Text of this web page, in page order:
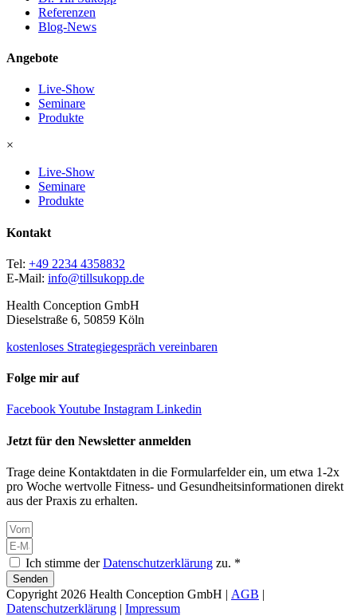
Referenzen
Blog-News
Angebote
Live-Show
Seminare
Produkte
×
Live-Show
Seminare
Produkte
Kontakt
Tel: +49 2234 4358832
E-Mail: info@tillsukopp.de
Health Conception GmbH
Dieselstraße 6, 50859 Köln
kostenloses Strategiegespräch vereinbaren
Folge mir auf
FacebookYoutube Instagram Linkedin
Jetzt für den Newsletter anmelden
Trage deine Kontaktdaten in die Formularfelder ein, um etwa 1-2x
pro Woche wertvolle Fitness- und Gesundheitsinformationen direkt
aus der Praxis zu erhalten.
Ich stimme derDatenschutzerklärung zu. *
Senden
Copyright 2026 Health Conception GmbH | AGB |
Datenschutzerklärung | Impressum